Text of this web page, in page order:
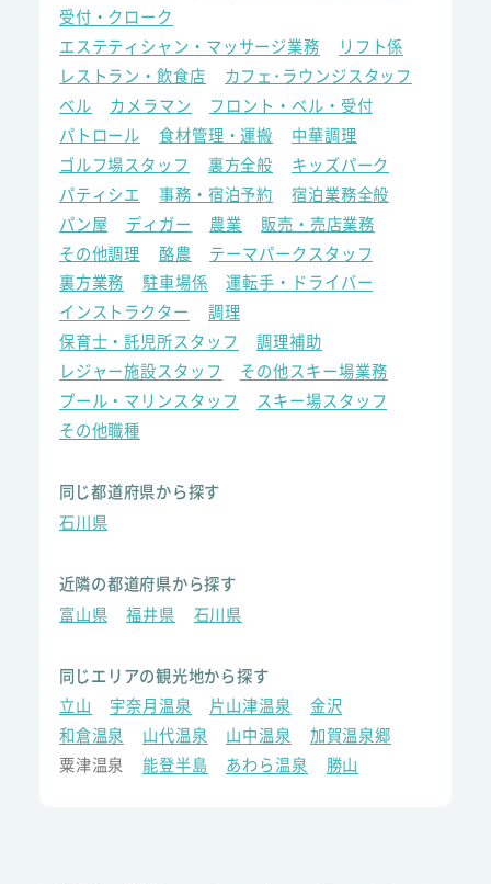
受付・クローク
エステティシャン・マッサージ業務
リフト係
レストラン・飲食店
カフェ･ラウンジスタッフ
ベル
カメラマン
フロント・ベル・受付
パトロール
食材管理・運搬
中華調理
ゴルフ場スタッフ
裏方全般
キッズパーク
パティシエ
事務・宿泊予約
宿泊業務全般
パン屋
ディガー 農業
販売・売店業務
その他調理
酪農
テーマパークスタッフ
裏方業務
駐車場係
運転手・ドライバー
インストラクター
調理
保育士・託児所スタッフ
調理補助
レジャー施設スタッフ
その他スキー場業務
プール・マリンスタッフ
スキー場スタッフ
その他職種
同じ都道府県から探す
石川県
近隣の都道府県から探す
富山県
福井県 石川県
同じエリアの観光地から探す
立山
宇奈月温泉 片山津温泉
金沢
和倉温泉
山代温泉 山中温泉
加賀温泉郷
粟津温泉
能登半島 あわら温泉 勝山